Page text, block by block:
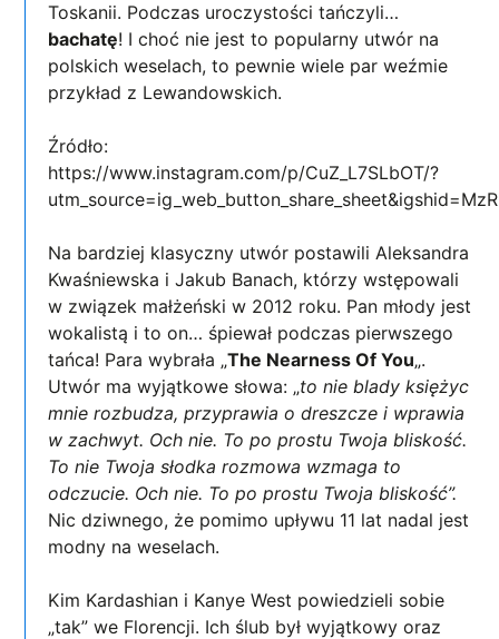
Toskanii. Podczas uroczystości tańczyli…
bachatę! I choć nie jest to popularny utwór na
polskich weselach, to pewnie wiele par weźmie
przykład z Lewandowskich.
Źródło:
https://www.instagram.com/p/CuZ_L7SLbOT/?
Na bardziej klasyczny utwór postawili Aleksandra
Kwaśniewska i Jakub Banach, którzy wstępowali
w związek małżeński w 2012 roku. Pan młody jest
wokalistą i to on… śpiewał podczas pierwszego
tańca! Para wybrała „The Nearness Of You„.
Utwór ma wyjątkowe słowa: „to nie blady księżyc
mnie rozbudza, przyprawia o dreszcze i wprawia
w zachwyt. Och nie. To po prostu Twoja bliskość.
To nie Twoja słodka rozmowa wzmaga to
odczucie. Och nie. To po prostu Twoja bliskość”.
Nic dziwnego, że pomimo upływu 11 lat nadal jest
modny na weselach.
Kim Kardashian i Kanye West powiedzieli sobie
„tak” we Florencji. Ich ślub był wyjątkowy oraz